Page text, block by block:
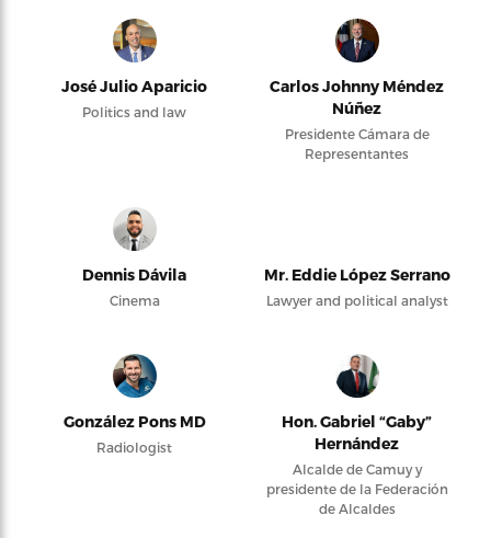
José Julio Aparicio
Politics and law
Carlos Johnny Méndez
Núñez
Presidente Cámara de
Representantes
Dennis Dávila
Cinema
Mr. Eddie López Serrano
Lawyer and political analyst
González Pons MD
Radiologist
Hon. Gabriel “Gaby”
Hernández
Alcalde de Camuy y
presidente de la Federación
de Alcaldes